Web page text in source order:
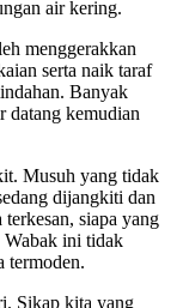
air kering.
menggerakkan
serta naik taraf
Banyak
datang kemudian
Musuh yang tidak
dijangkiti dan
siapa yang
Wabak ini tidak
termoden.
Sikap kita yang